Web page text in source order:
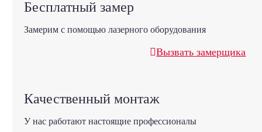
Бесплатный замер
Замерим с помощью лазерного оборудования
Вызвать замерщика
Качественный монтаж
У нас работают настоящие профессионалы